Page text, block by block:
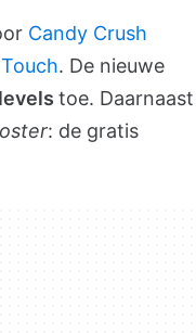
Candy Crush
. De nieuwe
toe. Daarnaast
: de gratis